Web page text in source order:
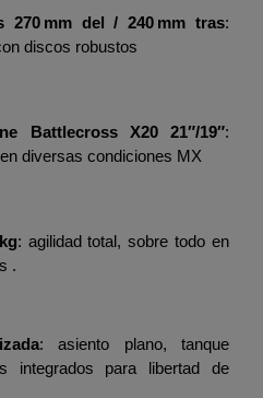
270 mm del / 240 mm tras:
discos robustos
Battlecross X20 21″/19″:
diversas condiciones MX
: agilidad total, sobre todo en
.
: asiento plano, tanque
integrados para libertad de